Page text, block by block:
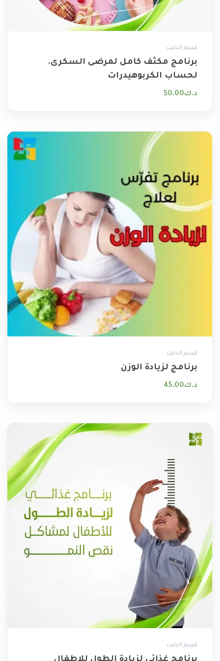
قسم الدايت
برنامج مكثف كامل لمرضى السكرى.
لحساب الكربوهيدرات
د.ك50.00
قسم الدايت
برنامج لزيادة الوزن
د.ك45.00
قسم الدايت